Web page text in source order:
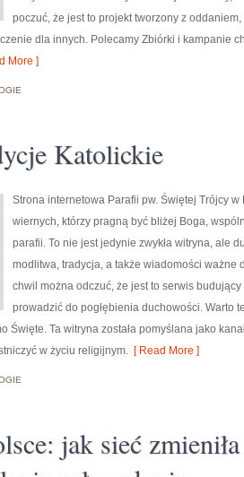
poczuć, że jest to projekt tworzony z
dla innych. Polecamy Zbiórki i kampanie
More ]
Katolickie
Strona internetowa Parafii pw. Świętej Trójcy
wiernych, którzy pragną być bliżej Boga,
parafii. To nie jest jedynie zwykła witryna, ale
modlitwa, tradycja, a także wiadomości ważne
chwil można odczuć, że jest to serwis
prowadzić do pogłębienia duchowości. Warto
Święte. Ta witryna została pomyślana jako
w życiu religijnym. [ Read More ]
jak sieć